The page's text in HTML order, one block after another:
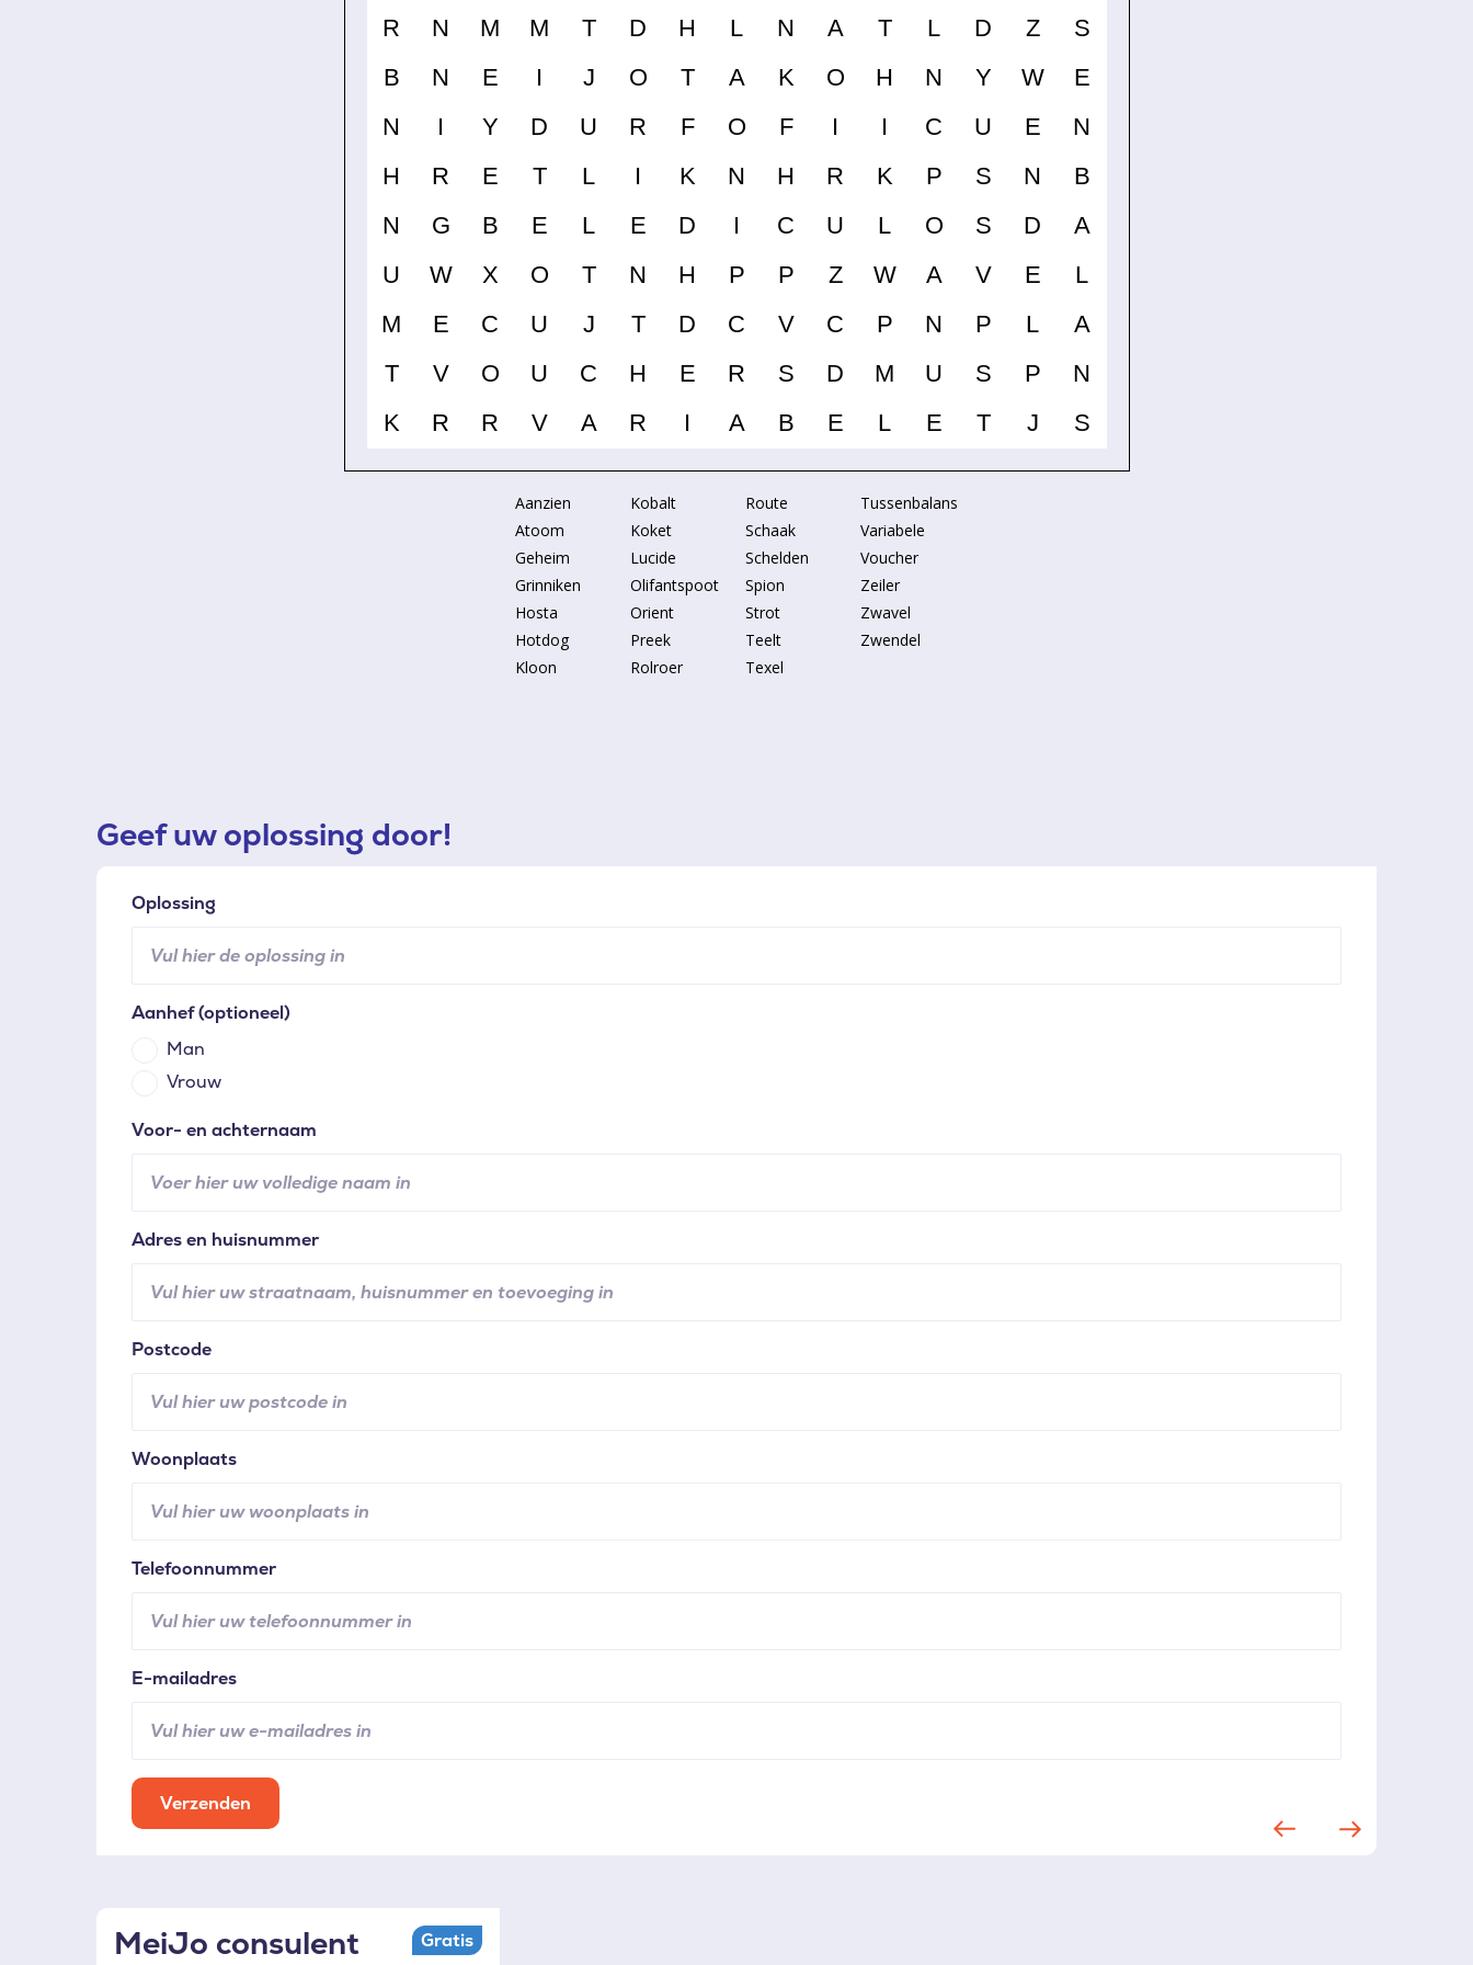
Geef uw oplossing door!
Oplossing
Aanhef(optioneel)
Man
Vrouw
Voor- en achternaam
Adres en huisnummer
Postcode
Woonplaats
Telefoonnummer
E-mailadres
Verzenden
MeiJo consulent Gratis